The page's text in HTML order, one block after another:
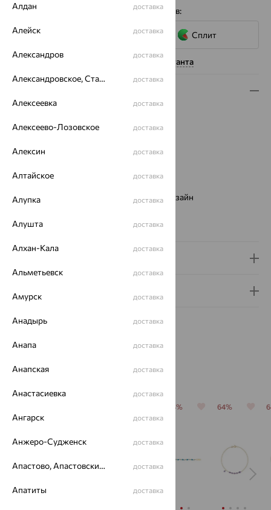
4 платежа по 5 637 с помощью сервисов:
Сплит
Нужна помощь консультанта
Вес:1.79 — 1.81
Цвет металла:
РОССИЯ
Виды дизайна браслетов:
Европейский дизайн
Вес металла:
Похожие изделия
64% 64%
Алдан доставка
Алейск доставка
Александров доставка
Александровское, Ставропольский край доставка
Алексеевка доставка
Алексеево-Лозовское доставка
Алексин доставка
Алтайское доставка
Алупка доставка
Алушта доставка
Алхан-Кала доставка
Альметьевск доставка
Амурск доставка
Анадырь доставка
Анапа доставка
Анапская доставка
Анастасиевка доставка
Ангарск доставка
Анжеро-Судженск доставка
Апастово, Апастовский район доставка
Апатиты доставка